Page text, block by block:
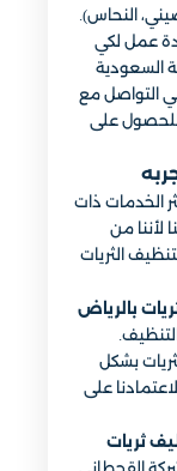
النحاس).
عمل لكي
السعودية
التواصل مع
للحصول على
الخدمات ذات
لأننا من
الثريات
بالرياض
بشكل
على
ثريات